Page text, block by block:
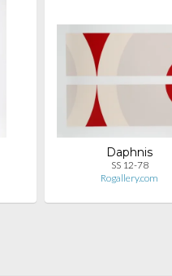
Daphnis
SS 12-78
Rogallery.com